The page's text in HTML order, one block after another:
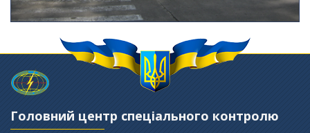
Головний центр спеціального контролю